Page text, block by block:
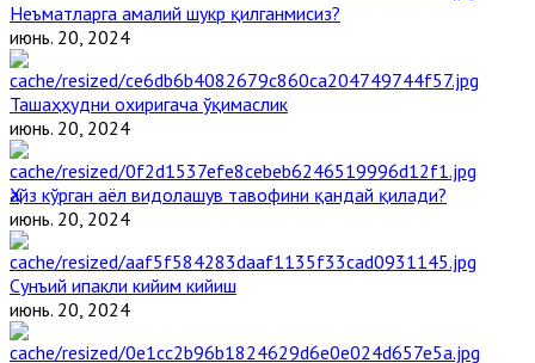
Неъматларга амалий шукр қилганмисиз?
июнь. 20, 2024
Ташаҳҳудни охиригача ўқимаслик
июнь. 20, 2024
Ҳайз кўрган аёл видолашув тавофини қандай қилади?
июнь. 20, 2024
Сунъий ипакли кийим кийиш
июнь. 20, 2024